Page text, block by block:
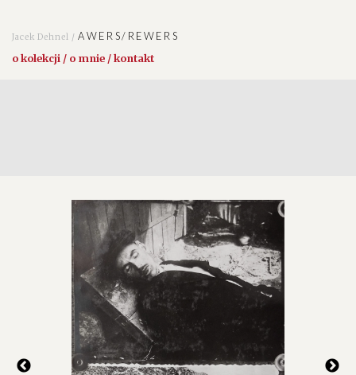
Jacek Dehnel /AWERS/REWERS
o kolekcji / o mnie / kontakt